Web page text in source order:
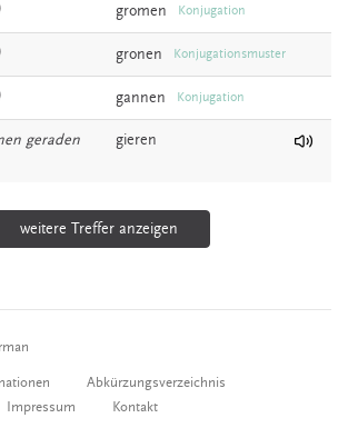
gromen Konjugation
gronen Konjugationsmuster
gannen Konjugation
geraden
gieren
weitere Treffer anzeigen
Abkürzungsverzeichnis
Impressum Kontakt